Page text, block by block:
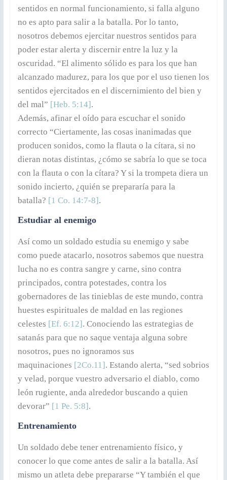
sentidos en normal funcionamiento, si falla alguno
no es apto para salir a la batalla. Por lo tanto,
nosotros debemos ejercitar nuestros sentidos para
poder estar alerta y discernir entre la luz y la
oscuridad. “El alimento sólido es para los que han
alcanzado madurez, para los que por el uso tienen los
sentidos ejercitados en el discernimiento del bien y
del mal” [Heb. 5:14].
Además, afinar el oído para escuchar el sonido
correcto “Ciertamente, las cosas inanimadas que
producen sonidos, como la flauta o la cítara, si no
dieran notas distintas, ¿cómo se sabría lo que se toca
con la flauta o con la cítara? Y si la trompeta diera un
sonido incierto, ¿quién se prepararía para la
batalla? [1 Co. 14:7-8].
Estudiar al enemigo
Así como un soldado estudia su enemigo y sabe
como puede atacarlo, nosotros sabemos que nuestra
lucha no es contra sangre y carne, sino contra
principados, contra potestades, contra los
gobernadores de las tinieblas de este mundo, contra
huestes espirituales de maldad en las regiones
celestes [Ef. 6:12]. Conociendo las estrategias de
satanás para que no saque ventaja alguna sobre
nosotros, pues no ignoramos sus
maquinaciones [2Co.11]. Estando alerta, “sed sobrios
y velad, porque vuestro adversario el diablo, como
león rugiente, anda alrededor buscando a quien
devorar” [1 Pe. 5:8].
Entrenamiento
Un soldado debe tener entrenamiento físico, y
conocer lo que come antes de salir a la batalla. Así
mismo un atleta debe prepararse “Y también el que